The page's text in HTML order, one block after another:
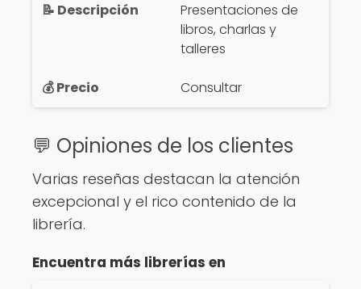
Presentaciones de
libros, charlas y
talleres
Consultar
💬 Opiniones de los clientes
Varias reseñas destacan la atención
excepcional y el rico contenido de la
librería.
Encuentra más librerías en